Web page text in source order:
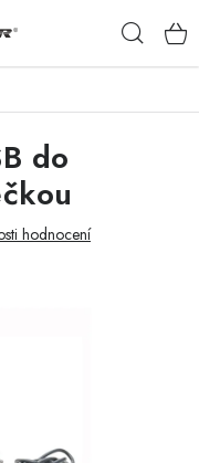
do
hodnocení